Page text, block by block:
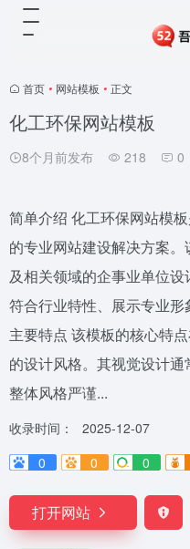
首页 • 网站模板 • 正文
化工环保网站模板
8个月前发布 218 0
简单介绍 化工环保网站模
的专业网站建设解决方案
及相关领域的企事业单位
符合行业特性、展示专业形
主要特点 该模板的核心特
的设计风格。其视觉设计通
整体风格严谨...
收录时间：
2025-12-07
0
0 0
打开网站